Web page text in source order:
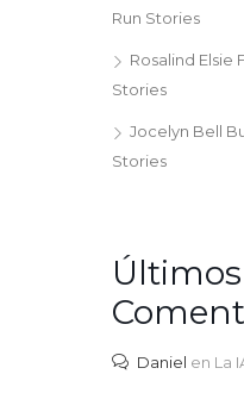
Run Stories
Rosalind Elsie
Stories
Jocelyn Bell
Stories
Últimos
Daniel en La